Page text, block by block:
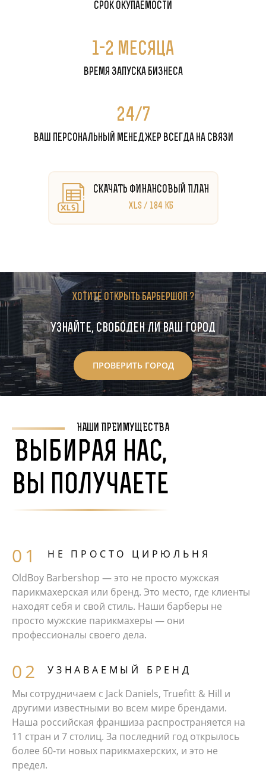
срок окупаемости
1-2 месяца
время запуска бизнеса
24/7
Ваш персональный менеджер всегда на связи
СКАЧАТЬ ФИНАНСОВЫЙ ПЛАН
XLS / 184 КБ
Хотите открыть барбершоп ?
Узнайте, свободен ли ваш город
ПРОВЕРИТЬ ГОРОД
НАШИ ПРЕИМУЩЕСТВА
Выбирая нас,
вы получаете
НЕ ПРОСТО ЦИРЮЛЬНЯ
OldBoy Barbershop — это не просто мужская
парикмахерская или бренд. Это место, где клиенты
находят себя и свой стиль. Наши барберы не
просто мужские парикмахеры — они
профессионалы своего дела.
УЗНАВАЕМЫЙ БРЕНД
Мы сотрудничаем с Jack Daniels, Truefitt & Hill и
другими известными во всем мире брендами.
Наша российская франшиза распространяется на
11 стран и 7 столиц. За последний год открылось
более 60‑ти новых парикмахерских, и это не
предел.